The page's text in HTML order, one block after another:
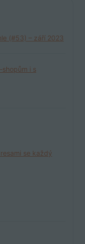
(#53) – září 2023
i s
se každý